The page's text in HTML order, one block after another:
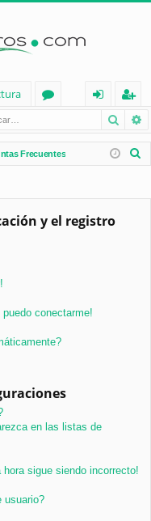
os
nt
ifi
rs
eg
ist
ra
Frecuentes
y el registro
puedo conectarme!
en las listas de
sigue siendo incorrecto!
usuario?